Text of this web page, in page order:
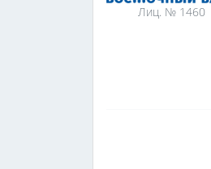
Лиц. № 1460